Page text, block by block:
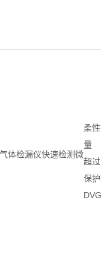
体检漏仪快速检测微
柔
量
超
保